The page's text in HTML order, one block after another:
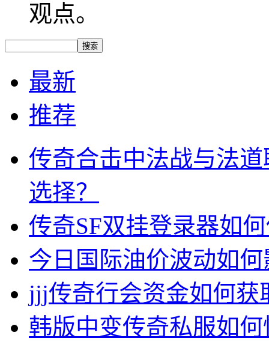
观点。
最新
推荐
传奇合击中法战与法
选择？
传奇SF双挂登录器如
今日国际油价波动如
jjj传奇行会资金如何获
韩版中变传奇私服如